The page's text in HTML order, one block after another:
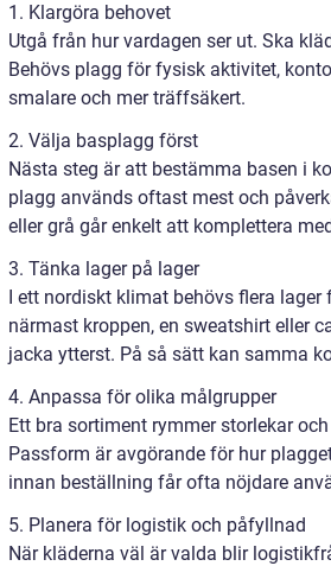
1. Klargöra behovet
Utgå från hur vardagen ser ut. Ska
Behövs plagg för fysisk aktivitet,
smalare och mer träffsäkert.
2. Välja basplagg först
Nästa steg är att bestämma basen i
plagg används oftast mest och
eller grå går enkelt att komplettera
3. Tänka lager på lager
I ett nordiskt klimat behövs flera
närmast kroppen, en sweatshirt eller
jacka ytterst. På så sätt kan samma
4. Anpassa för olika målgrupper
Ett bra sortiment rymmer storlekar
Passform är avgörande för hur
innan beställning får ofta nöjdare
5. Planera för logistik och påfyllnad
När kläderna väl är valda blir